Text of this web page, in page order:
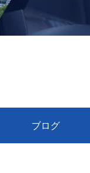
ブログ